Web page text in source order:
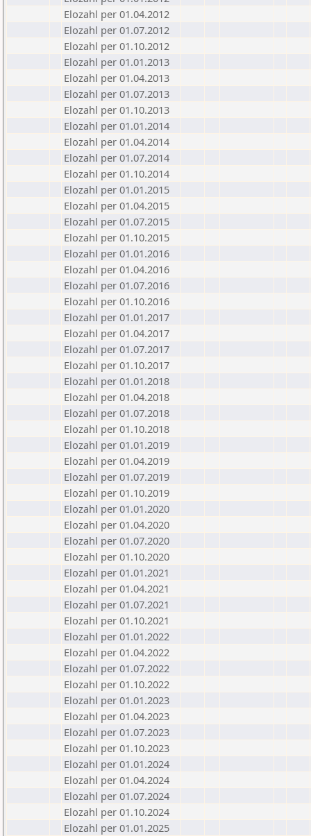
Elozahl per 01.04.2012
Elozahl per 01.07.2012
Elozahl per 01.10.2012
Elozahl per 01.01.2013
Elozahl per 01.04.2013
Elozahl per 01.07.2013
Elozahl per 01.10.2013
Elozahl per 01.01.2014
Elozahl per 01.04.2014
Elozahl per 01.07.2014
Elozahl per 01.10.2014
Elozahl per 01.01.2015
Elozahl per 01.04.2015
Elozahl per 01.07.2015
Elozahl per 01.10.2015
Elozahl per 01.01.2016
Elozahl per 01.04.2016
Elozahl per 01.07.2016
Elozahl per 01.10.2016
Elozahl per 01.01.2017
Elozahl per 01.04.2017
Elozahl per 01.07.2017
Elozahl per 01.10.2017
Elozahl per 01.01.2018
Elozahl per 01.04.2018
Elozahl per 01.07.2018
Elozahl per 01.10.2018
Elozahl per 01.01.2019
Elozahl per 01.04.2019
Elozahl per 01.07.2019
Elozahl per 01.10.2019
Elozahl per 01.01.2020
Elozahl per 01.04.2020
Elozahl per 01.07.2020
Elozahl per 01.10.2020
Elozahl per 01.01.2021
Elozahl per 01.04.2021
Elozahl per 01.07.2021
Elozahl per 01.10.2021
Elozahl per 01.01.2022
Elozahl per 01.04.2022
Elozahl per 01.07.2022
Elozahl per 01.10.2022
Elozahl per 01.01.2023
Elozahl per 01.04.2023
Elozahl per 01.07.2023
Elozahl per 01.10.2023
Elozahl per 01.01.2024
Elozahl per 01.04.2024
Elozahl per 01.07.2024
Elozahl per 01.10.2024
Elozahl per 01.01.2025